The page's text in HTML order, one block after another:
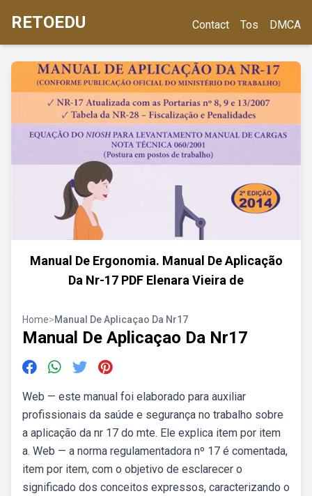
RETOEDU Contact Tos DMCA
Manual De Ergonomia. Manual De Aplicação
Da Nr-17 PDF Elenara Vieira de
Home>Manual De Aplicaçao Da Nr17
Manual De Aplicaçao Da Nr17
Web — este manual foi elaborado para auxiliar
profissionais da saúde e segurança no trabalho sobre
a aplicação da nr 17 do mte. Ele explica item por item
a. Web — a norma regulamentadora nº 17 é comentada,
item por item, com o objetivo de esclarecer o
significado dos conceitos expressos, caracterizando o